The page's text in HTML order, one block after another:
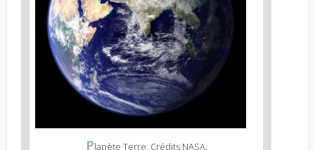
Planète Terre. Crédits NASA.